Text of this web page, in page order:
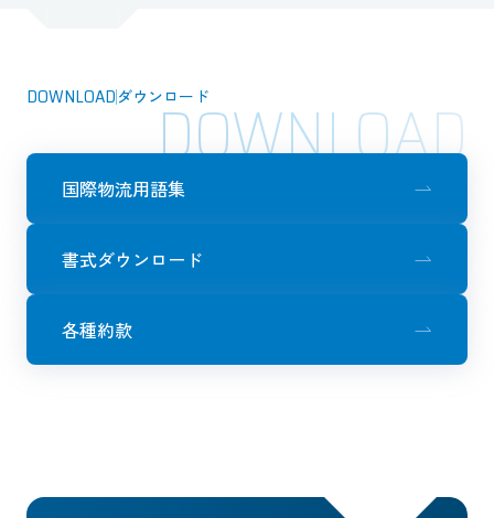
DOWNLOAD ダウンロード
DOWNLOAD
国際物流用語集
書式ダウンロード
各種約款